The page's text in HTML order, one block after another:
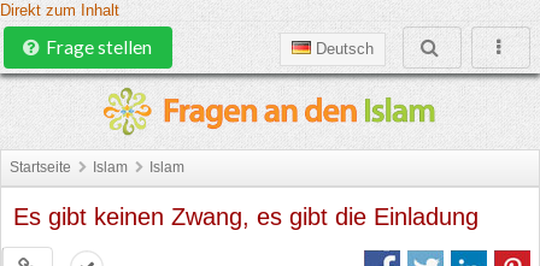
Direkt zum Inhalt
Deutsch
Frage stellen
Startseite Islam Islam
Es gibt keinen Zwang, es gibt die Einladung